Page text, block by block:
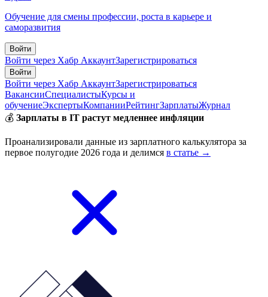
Обучение для смены профессии, роста в карьере и
саморазвития
Войти
Войти через Хабр АккаунтЗарегистрироваться
Войти
Войти через Хабр АккаунтЗарегистрироваться
ВакансииСпециалистыКурсы и
обучениеЭкспертыКомпанииРейтингЗарплатыЖурнал
💰 Зарплаты в IT растут медленнее инфляции
Проанализировали данные из зарплатного калькулятора за
первое полугодие 2026 года и делимся в статье →